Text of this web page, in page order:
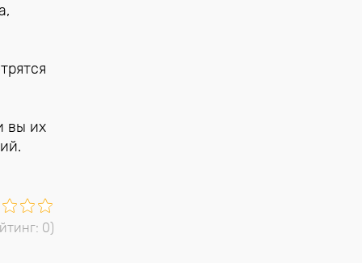
вы их
0)